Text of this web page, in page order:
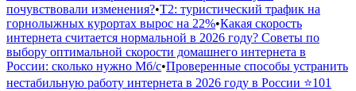
почувствовали изменения?•Т2: туристический трафик на
горнолыжных курортах вырос на 22%•Какая скорость
интернета считается нормальной в 2026 году? Советы по
выбору оптимальной скорости домашнего интернета в
России: сколько нужно Мб/с•Проверенные способы устранить
нестабильную работу интернета в 2026 году в России ⭐️101